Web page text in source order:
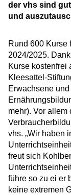
der vhs sind
und
Rund 600 Kurse
2024/2025.
Kurse kostenfrei
Kleesattel-
Erwachsene
mehr). Vor allem
vhs. „Wir haben
freut sich
führe so zu ei er
keine extremen